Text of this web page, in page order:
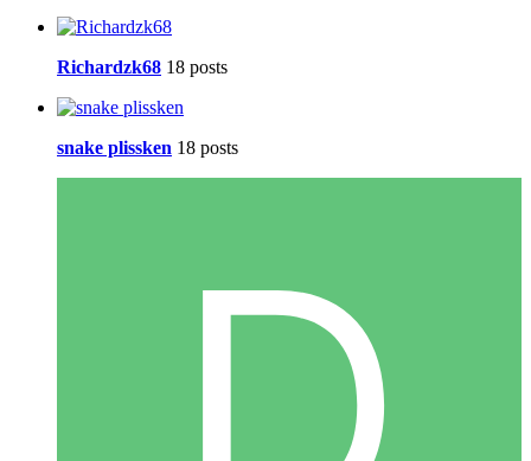
Richardzk68 18 posts
snake plissken 18 posts